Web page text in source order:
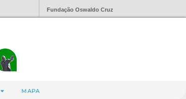
Fundação Oswaldo Cruz
MAPA